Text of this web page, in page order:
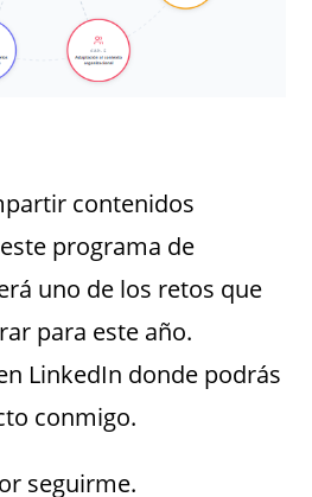
contenidos
programa de
uno de los retos que
para este año.
LinkedIn donde podrás
conmigo.
seguirme.